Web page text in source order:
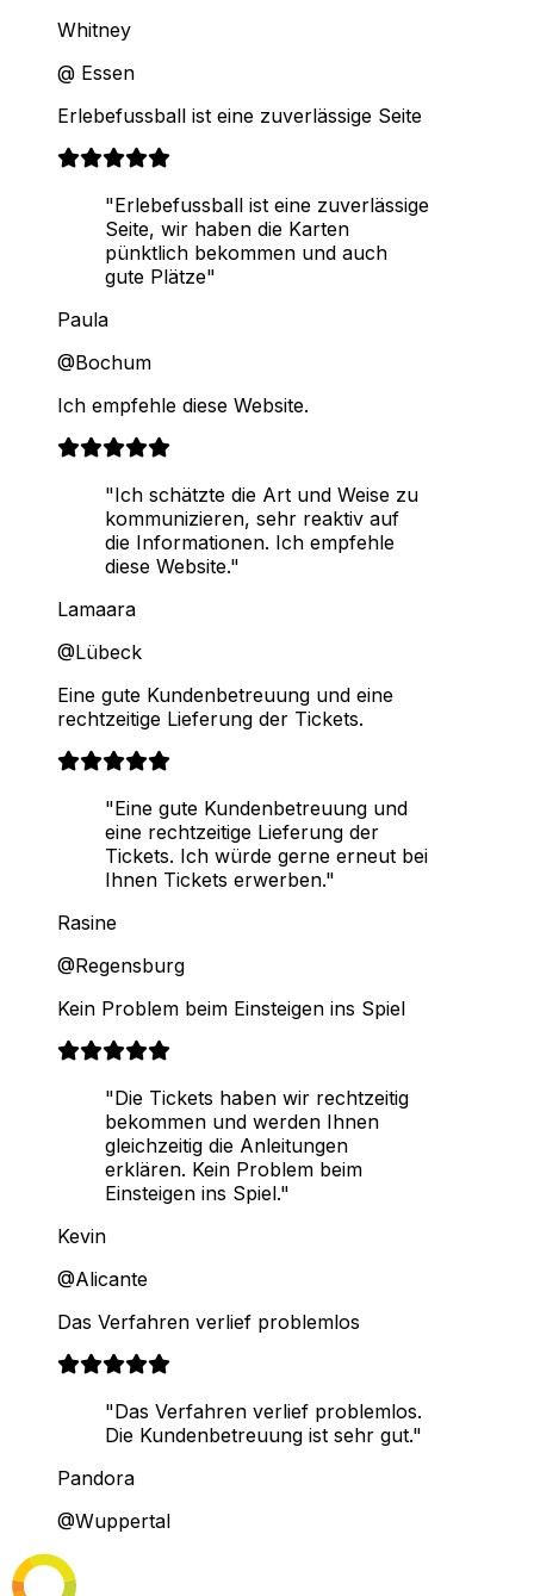
Whitney
@ Essen
Erlebefussball ist eine zuverlässige Seite
"Erlebefussball ist eine zuverlässige
Seite, wir haben die Karten
pünktlich bekommen und auch
gute Plätze"
Paula
@Bochum
Ich empfehle diese Website.
"Ich schätzte die Art und Weise zu
kommunizieren, sehr reaktiv auf
die Informationen. Ich empfehle
diese Website."
Lamaara
@Lübeck
Eine gute Kundenbetreuung und eine
rechtzeitige Lieferung der Tickets.
"Eine gute Kundenbetreuung und
eine rechtzeitige Lieferung der
Tickets. Ich würde gerne erneut bei
Ihnen Tickets erwerben."
Rasine
@Regensburg
Kein Problem beim Einsteigen ins Spiel
"Die Tickets haben wir rechtzeitig
bekommen und werden Ihnen
gleichzeitig die Anleitungen
erklären. Kein Problem beim
Einsteigen ins Spiel."
Kevin
@Alicante
Das Verfahren verlief problemlos
"Das Verfahren verlief problemlos.
Die Kundenbetreuung ist sehr gut."
Pandora
@Wuppertal